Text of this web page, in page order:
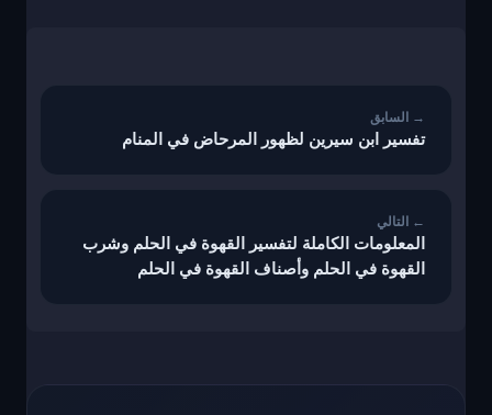
تفسير ابن سيرين لظهور المرحاض في المنام
المعلومات الكاملة لتفسير القهوة في الحلم وشرب
القهوة في الحلم وأصناف القهوة في الحلم